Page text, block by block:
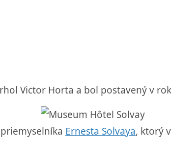
Victor Horta a bol postavený v
Ernesta Solvaya, ktorý